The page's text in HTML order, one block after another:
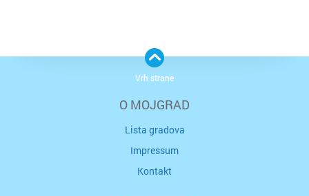
O MOJGRAD
Lista gradova
Impressum
Kontakt
Vrh strane